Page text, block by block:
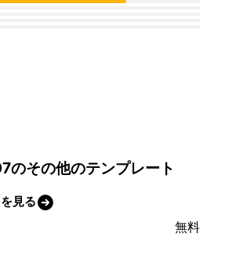
その他のテンプレート
見る
無料